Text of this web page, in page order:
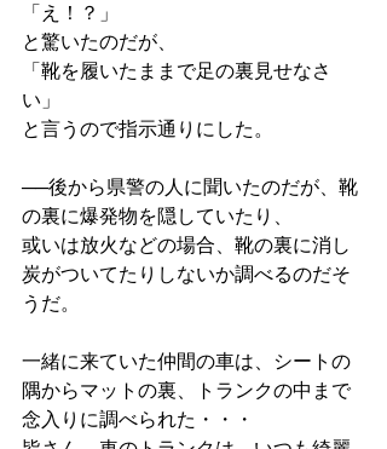
「え！？」
と驚いたのだが、
「靴を履いたままで足の裏見せなさ
い」
と言うので指示通りにした。
──後から県警の人に聞いたのだが、靴
の裏に爆発物を隠していたり、
或いは放火などの場合、靴の裏に消し
炭がついてたりしないか調べるのだそ
うだ。
一緒に来ていた仲間の車は、シートの
隅からマットの裏、トランクの中まで
念入りに調べられた・・・